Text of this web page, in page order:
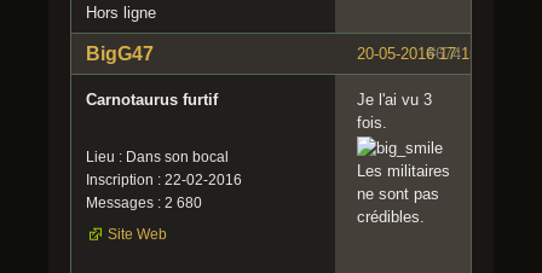
Hors ligne
#674
20-05-2016 17:15:22
BigG47
Carnotaurus furtif
Lieu : Dans son bocal
Inscription : 22-02-2016
Messages : 2 680
Site Web
Je l'ai vu 3
fois.
Les militaires
ne sont pas
crédibles.